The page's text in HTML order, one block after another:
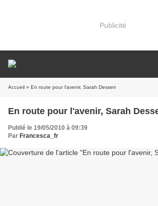
Publicité
Accueil » En route pour l'avenir, Sarah Dessen
En route pour l'avenir, Sarah
Publié le 19/05/2010 à 09:39
Par Francesca_fr